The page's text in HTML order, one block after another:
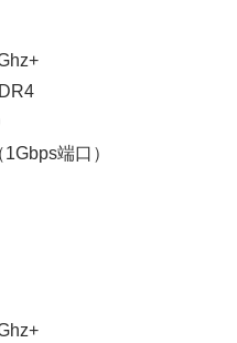
端口）